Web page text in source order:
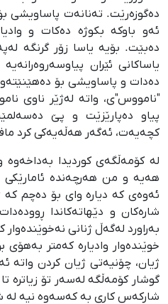
دەگوزەرێت. تەنانەت پاساویشی
ئەو باوکە بکوژە دەکات و
دەبێت. بۆیە یاسا زۆر گرنگە
یاساکانی ئێران
دەدات و پاساویشی بۆ
"نامووس"ی، واتە لەژێر ناوی
پیاو دەپارێزێت و پێ
کچەیەت، ئەگەر هەڵەیەکی کرد
لە کۆمەڵگەی کوردیدا
هەیە و من هەرچەندە ئامارێکی
ئەوەی کە دیارە وای بۆ دەچم کە
شارەکان و دێهاتەکاندا
بەراورد لەگەڵ ژنانی
خوێندەوار وادیارە کەمتر بەهۆی
ژیان، چۆنیەتی ژیان کردن واتە
گوشار کۆمەڵگە لەسەر تۆ زیاترە
شارکەس کاری بە کەسەوە نیە لە